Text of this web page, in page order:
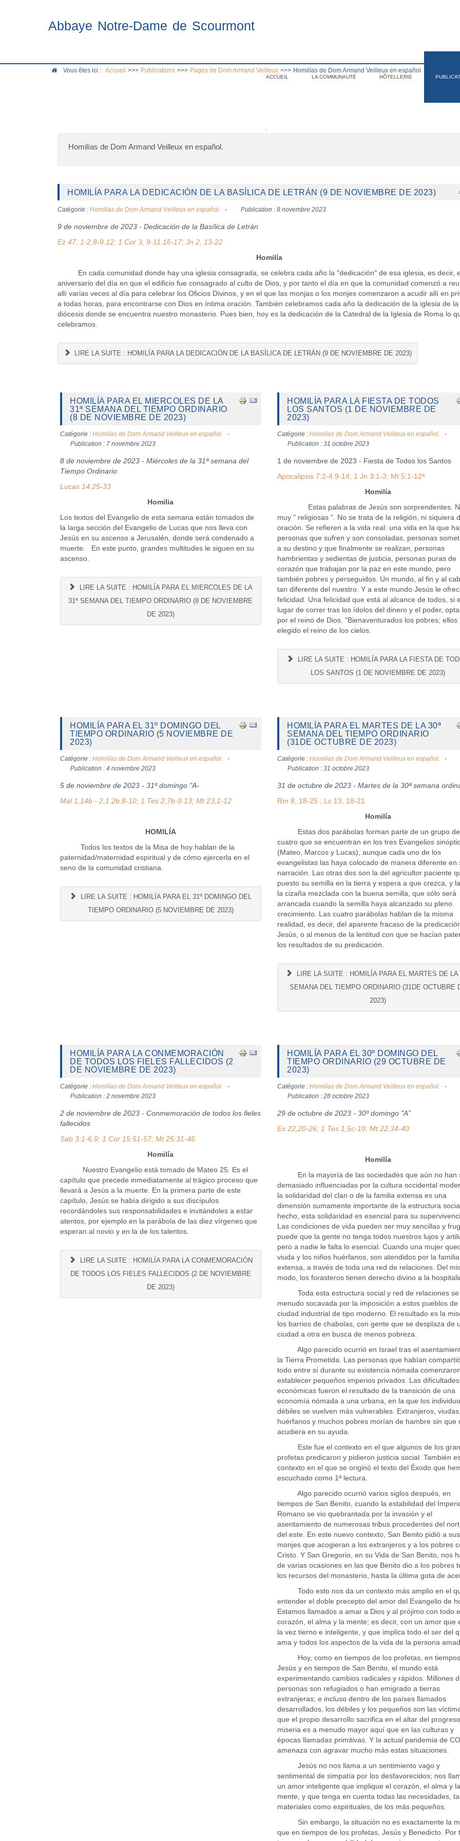
Abbaye Notre-Dame de Scourmont
ACCUEIL LA COMMUNAUTÉ HÔTELLERIE
Vous êtes ici : Accueil >>> Publications >>> Pages de Dom Armand Veilleux >>> Homilías de Dom Armand Veilleux en español
Homilías de Dom Armand Veilleux en español.
HOMILÍA PARA LA DEDICACIÓN DE LA BASÍLICA DE LETRÁN (9 DE NOVIEMBRE DE 2023)
Catégorie : Homilías de Dom Armand Veilleux en español. Publication : 8 novembre 2023
9 de noviembre de 2023 - Dedicación de la Basílica de Letrán
Ez 47, 1-2.8-9.12; 1 Cor 3, 9-11.16-17; Jn 2, 13-22
Homilía
En cada comunidad donde hay una iglesia consagrada, se celebra cada año la "dedicación" de esa iglesia, es decir, el
aniversario del día en que el edificio fue consagrado al culto de Dios, y por tanto el día en que la comunidad comenzó a
allí varias veces al día para celebrar los Oficios Divinos, y en el que las monjas o los monjes comenzaron a acudir allí en
a todas horas, para encontrarse con Dios en íntima oración. También celebramos cada año la dedicación de la iglesia de la
diócesis donde se encuentra nuestro monasterio. Pues bien, hoy es la dedicación de la Catedral de la Iglesia de Roma lo
celebramos.
LIRE LA SUITE : HOMILÍA PARA LA DEDICACIÓN DE LA BASÍLICA DE LETRÁN (9 DE NOVIEMBRE DE 2023)
HOMILÍA PARA EL MIERCOLES DE LA
31ª SEMANA DEL TIEMPO ORDINARIO
(8 DE NOVIEMBRE DE 2023)
Catégorie : Homilías de Dom Armand Veilleux en español.
Publication : 7 novembre 2023
8 de noviembre de 2023 - Miércoles de la 31ª semana del
Tiempo Ordinario
Lucas 14:25-33
Homilia
Los textos del Evangelio de esta semana están tomados de
la larga sección del Evangelio de Lucas que nos lleva con
Jesús en su ascenso a Jerusalén, donde será condenado a
muerte. En este punto, grandes multitudes le siguen en su
ascenso.
LIRE LA SUITE : HOMILÍA PARA EL MIERCOLES DE LA
31ª SEMANA DEL TIEMPO ORDINARIO (8 DE NOVIEMBRE
DE 2023)
HOMILÍA PARA LA FIESTA DE TODOS
LOS SANTOS (1 DE NOVIEMBRE DE
2023)
Catégorie :Homilías de Dom Armand Veilleux en español.
Publication : 31 octobre 2023
1 de noviembre de 2023 - Fiesta de Todos los Santos
Apocalipsis 7:2-4.9-14; 1 Jn 3:1-3; Mt 5:1-12ª
Homilía
Estas palabras de Jesús son sorprendentes.
muy " religiosas ". No se trata de la religión, ni siquiera
oración. Se refieren a la vida real: una vida en la que
personas que sufren y son consoladas, personas
a su destino y que finalmente se realizan, personas
hambrientas y sedientas de justicia, personas puras de
corazón que trabajan por la paz en este mundo, pero
también pobres y perseguidos. Un mundo, al fin y al
tan diferente del nuestro. Y a este mundo Jesús le
felicidad. Una felicidad que está al alcance de todos, si
lugar de correr tras los ídolos del dinero y el poder,
por el reino de Dios. "Bienaventurados los pobres; ellos
elegido el reino de los cielos.
LIRE LA SUITE : HOMILÍA PARA LA FIESTA DE
LOS SANTOS (1 DE NOVIEMBRE DE 2023)
HOMILÍA PARA EL 31º DOMINGO DEL
TIEMPO ORDINARIO (5 NOVIEMBRE DE
2023)
Catégorie : Homilías de Dom Armand Veilleux en español.
Publication : 4 novembre 2023
5 de noviembre de 2023 - 31º domingo "A-
Mal 1,14b - 2,1.2b.8-10; 1 Tes 2,7b-9.13; Mt 23,1-12
HOMILÍA
Todos los textos de la Misa de hoy hablan de la
paternidad/maternidad espiritual y de cómo ejercerla en el
seno de la comunidad cristiana.
LIRE LA SUITE : HOMILÍA PARA EL 31º DOMINGO DEL
TIEMPO ORDINARIO (5 NOVIEMBRE DE 2023)
HOMILÍA PARA EL MARTES DE LA 30ª
SEMANA DEL TIEMPO ORDINARIO
(31DE OCTUBRE DE 2023)
Catégorie :Homilías de Dom Armand Veilleux en español.
Publication : 31 octobre 2023
31 de octubre de 2023 - Martes de la 30ª semana
Rm 8, 18-25 ; Lc 13, 18-21
Homilía
Estas dos parábolas forman parte de un grupo de
cuatro que se encuentran en los tres Evangelios
(Mateo, Marcos y Lucas), aunque cada uno de los
evangelistas las haya colocado de manera diferente en
narración. Las otras dos son la del agricultor paciente
puesto su semilla en la tierra y espera a que crezca, y
la cizaña mezclada con la buena semilla, que sólo será
arrancada cuando la semilla haya alcanzado su pleno
crecimiento. Las cuatro parábolas hablan de la misma
realidad, es decir, del aparente fracaso de la
Jesús, o al menos de la lentitud con que se hacían
los resultados de su predicación.
LIRE LA SUITE : HOMILÍA PARA EL MARTES DE LA
SEMANA DEL TIEMPO ORDINARIO (31DE OCTUBRE
2023)
HOMILÍA PARA LA CONMEMORACIÓN
DE TODOS LOS FIELES FALLECIDOS (2
DE NOVIEMBRE DE 2023)
Catégorie : Homilías de Dom Armand Veilleux en español.
Publication : 2 novembre 2023
2 de noviembre de 2023 - Conmemoración de todos los fieles
fallecidos
Sab 3:1-6.9; 1 Cor 15:51-57; Mt 25:31-46
Homilía
Nuestro Evangelio está tomado de Mateo 25. Es el
capítulo que precede inmediatamente al trágico proceso que
llevará a Jesús a la muerte. En la primera parte de este
capítulo, Jesús se había dirigido a sus discípulos
recordándoles sus responsabilidades e invitándoles a estar
atentos, por ejemplo en la parábola de las diez vírgenes que
esperan al novio y en la de los talentos.
LIRE LA SUITE : HOMILÍA PARA LA CONMEMORACIÓN
DE TODOS LOS FIELES FALLECIDOS (2 DE NOVIEMBRE
DE 2023)
HOMILÍA PARA EL 30º DOMINGO DEL
TIEMPO ORDINARIO (29 OCTUBRE DE
2023)
Catégorie :Homilías de Dom Armand Veilleux en español.
Publication : 28 octobre 2023
29 de octubre de 2023 - 30º domingo "A”
Ex 22,20-26; 1 Tes 1,5c-10; Mt 22,34-40
Homilía
En la mayoría de las sociedades que aún no han
demasiado influenciadas por la cultura occidental
la solidaridad del clan o de la familia extensa es una
dimensión sumamente importante de la estructura
hecho, esta solidaridad es esencial para su
Las condiciones de vida pueden ser muy sencillas y
puede que la gente no tenga todos nuestros lujos y
pero a nadie le falta lo esencial. Cuando una mujer
viuda y los niños huérfanos, son atendidos por la familia
extensa, a través de toda una red de relaciones. Del
modo, los forasteros tienen derecho divino a la
Toda esta estructura social y red de relaciones se
menudo socavada por la imposición a estos pueblos de
ciudad industrial de tipo moderno. El resultado es la
los barrios de chabolas, con gente que se desplaza de
ciudad a otra en busca de menos pobreza.
Algo parecido ocurrió en Israel tras el
la Tierra Prometida. Las personas que habían
todo entre sí durante su existencia nómada
establecer pequeños imperios privados. Las dificultades
económicas fueron el resultado de la transición de una
economía nómada a una urbana, en la que los
débiles se vuelven más vulnerables. Extranjeros, viudas,
huérfanos y muchos pobres morían de hambre sin que
acudiera en su ayuda.
Este fue el contexto en el que algunos de los
profetas predicaron y pidieron justicia social. También
contexto en el que se originó el texto del Éxodo que
escuchado como 1ª lectura.
Algo parecido ocurrió varios siglos después, en
tiempos de San Benito, cuando la estabilidad del
Romano se vio quebrantada por la invasión y el
asentamiento de numerosas tribus procedentes del
del este. En este nuevo contexto, San Benito pidió a sus
monjes que acogieran a los extranjeros y a los pobres
Cristo. Y San Gregorio, en su Vida de San Benito, nos
de varias ocasiones en las que Benito dio a los pobres
los recursos del monasterio, hasta la última gota de
Todo esto nos da un contexto más amplio en el
entender el doble precepto del amor del Evangelio de
Estamos llamados a amar a Dios y al prójimo con todo el
corazón, el alma y la mente; es decir, con un amor que
la vez tierno e inteligente, y que implica todo el ser del
ama y todos los aspectos de la vida de la persona
Hoy, como en tiempos de los profetas, en
Jesús y en tiempos de San Benito, el mundo está
experimentando cambios radicales y rápidos. Millones
personas son refugiados o han emigrado a tierras
extranjeras; e incluso dentro de los países llamados
desarrollados, los débiles y los pequeños son las
que el propio desarrollo sacrifica en el altar del
miseria es a menudo mayor aquí que en las culturas y
épocas llamadas primitivas. Y la actual pandemia de
amenaza con agravar mucho más estas situaciones.
Jesús no nos llama a un sentimiento vago y
sentimental de simpatía por los desfavorecidos; nos
un amor inteligente que implique el corazón, el alma y la
mente, y que tenga en cuenta todas las necesidades,
materiales como espirituales, de los más pequeños.
Sin embargo, la situación no es exactamente la
que en tiempos de los profetas, Jesús y Benedicto. Por